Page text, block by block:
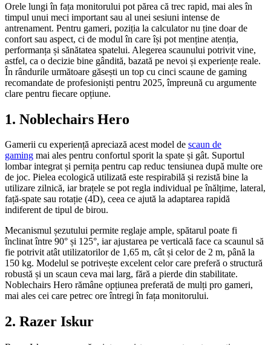
Orele lungi în fața monitorului pot părea că trec rapid, mai ales în
timpul unui meci important sau al unei sesiuni intense de
antrenament. Pentru gameri, poziția la calculator nu ține doar de
confort sau aspect, ci de modul în care își pot menține atenția,
performanța și sănătatea spatelui. Alegerea scaunului potrivit vine,
astfel, ca o decizie bine gândită, bazată pe nevoi și experiențe reale.
În rândurile următoare găsești un top cu cinci scaune de gaming
recomandate de profesioniști pentru 2025, împreună cu argumente
clare pentru fiecare opțiune.
1. Noblechairs Hero
Gamerii cu experiență apreciază acest model de scaun de
gaming mai ales pentru confortul sporit la spate și gât. Suportul
lombar integrat și pernița pentru cap reduc tensiunea după multe ore
de joc. Pielea ecologică utilizată este respirabilă și rezistă bine la
utilizare zilnică, iar brațele se pot regla individual pe înălțime, lateral,
față-spate sau rotație (4D), ceea ce ajută la adaptarea rapidă
indiferent de tipul de birou.
Mecanismul șezutului permite reglaje ample, spătarul poate fi
înclinat între 90° și 125°, iar ajustarea pe verticală face ca scaunul să
fie potrivit atât utilizatorilor de 1,65 m, cât și celor de 2 m, până la
150 kg. Modelul se potrivește excelent celor care preferă o structură
robustă și un scaun ceva mai larg, fără a pierde din stabilitate.
Noblechairs Hero rămâne opțiunea preferată de mulți pro gameri,
mai ales cei care petrec ore întregi în fața monitorului.
2. Razer Iskur